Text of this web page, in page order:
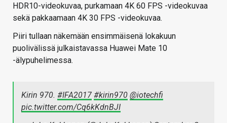
HDR10-videokuvaa, purkamaan 4K 60 FPS -videokuvaa
sekä pakkaamaan 4K 30 FPS -videokuvaa.
Piiri tullaan näkemään ensimmäisenä lokakuun
puolivälissä julkaistavassa Huawei Mate 10
-älypuhelimessa.
Kirin 970. #IFA2017 #kirin970 @iotechfi
pic.twitter.com/Cq6kKdnBJI